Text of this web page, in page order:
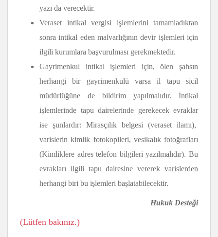
yazı da verecektir.
Veraset intikal vergisi işlemlerini tamamladıktan
sonra intikal eden malvarlığının devir işlemleri için
ilgili kurumlara başvurulması gerekmektedir.
Gayrimenkul intikal işlemleri için, ölen şahsın
herhangi bir gayrimenkulü varsa il tapu sicil
müdürlüğüne de bildirim yapılmalıdır. İntikal
işlemlerinde tapu dairelerinde gerekecek evraklar
ise şunlardır: Mirasçılık belgesi (veraset ilamı),
varislerin kimlik fotokopileri, vesikalık fotoğrafları
(Kimliklere adres telefon bilgileri yazılmalıdır). Bu
evrakları ilgili tapu dairesine vererek varislerden
herhangi biri bu işlemleri başlatabilecektir.
Hukuk Desteği
(Lütfen bakınız.)